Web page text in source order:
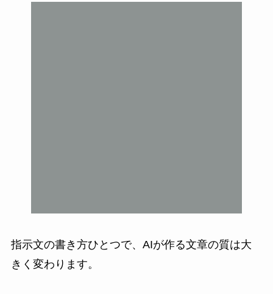
指示文の書き方ひとつで、AIが作る文章の質は大
きく変わります。